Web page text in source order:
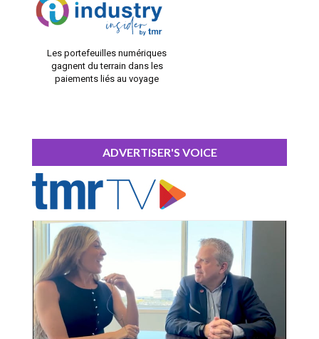
Les portefeuilles numériques
gagnent du terrain dans les
paiements liés au voyage
ADVERTISER'S VOICE